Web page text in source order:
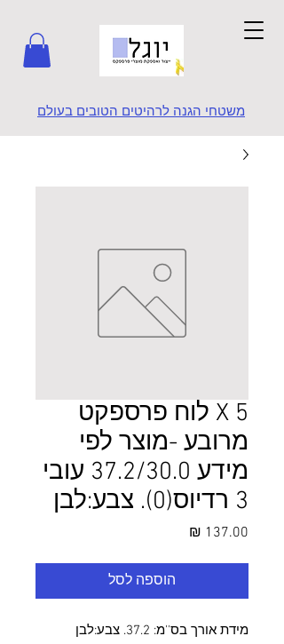
משטחי הגנה לרהיטים הטובים בעולם
5 X לוח פרספקט
מרובע -מוצר לפי
מידע 37.2/30.0 עובי
3 רדיוס(0). צבע:לבן
הוספה לסל
מידת אורך בס''מ: 37.2. צבע:לבן